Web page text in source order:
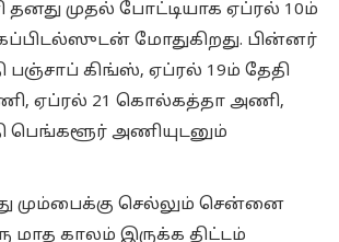
முதல் போட்டியாக ஏப்ரல் 10ம்
மோதுகிறது. பின்னர்
பஞ்சாப் கிங்ஸ், ஏப்ரல் 19ம் தேதி
ஏப்ரல் 21 கொல்கத்தா அணி,
பெங்களூர் அணியுடனும்
மும்பைக்கு செல்லும் சென்னை
மாத காலம் இருக்க திட்டம்